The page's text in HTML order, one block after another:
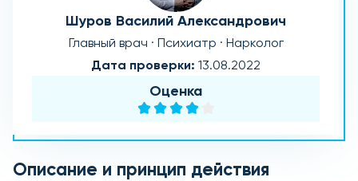
Шуров Василий Александрович
Главный врач · Психиатр · Нарколог
Дата проверки: 13.08.2022
Оценка
Описание и принцип действия